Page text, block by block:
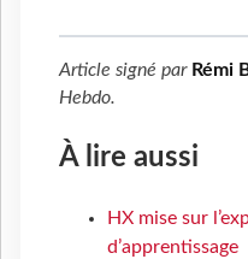
Article signé par Rémi
Hebdo.
À lire aussi
HX mise sur
d’apprentissage